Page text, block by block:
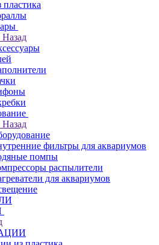
пластика
Назад
Назад
фильтры для аквариумов
помпы
распылители
для аквариумов